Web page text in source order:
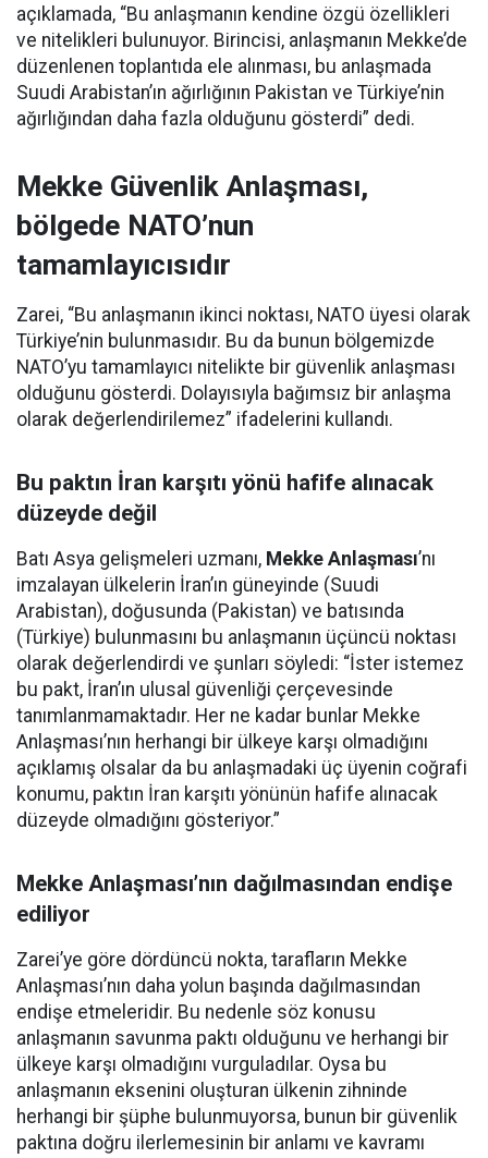
açıklamada, “Bu anlaşmanın kendine özgü özellikleri
ve nitelikleri bulunuyor. Birincisi, anlaşmanın Mekke’de
düzenlenen toplantıda ele alınması, bu anlaşmada
Suudi Arabistan’ın ağırlığının Pakistan ve Türkiye’nin
ağırlığından daha fazla olduğunu gösterdi” dedi.
Mekke Güvenlik Anlaşması,
bölgede NATO’nun
tamamlayıcısıdır
Zarei, “Bu anlaşmanın ikinci noktası, NATO üyesi olarak
Türkiye’nin bulunmasıdır. Bu da bunun bölgemizde
NATO’yu tamamlayıcı nitelikte bir güvenlik anlaşması
olduğunu gösterdi. Dolayısıyla bağımsız bir anlaşma
olarak değerlendirilemez” ifadelerini kullandı.
Bu paktın İran karşıtı yönü hafife alınacak
düzeyde değil
Batı Asya gelişmeleri uzmanı, Mekke Anlaşması’nı
imzalayan ülkelerin İran’ın güneyinde (Suudi
Arabistan), doğusunda (Pakistan) ve batısında
(Türkiye) bulunmasını bu anlaşmanın üçüncü noktası
olarak değerlendirdi ve şunları söyledi: “İster istemez
bu pakt, İran’ın ulusal güvenliği çerçevesinde
tanımlanmamaktadır. Her ne kadar bunlar Mekke
Anlaşması’nın herhangi bir ülkeye karşı olmadığını
açıklamış olsalar da bu anlaşmadaki üç üyenin coğrafi
konumu, paktın İran karşıtı yönünün hafife alınacak
düzeyde olmadığını gösteriyor.”
Mekke Anlaşması’nın dağılmasından endişe
ediliyor
Zarei’ye göre dördüncü nokta, tarafların Mekke
Anlaşması’nın daha yolun başında dağılmasından
endişe etmeleridir. Bu nedenle söz konusu
anlaşmanın savunma paktı olduğunu ve herhangi bir
ülkeye karşı olmadığını vurguladılar. Oysa bu
anlaşmanın eksenini oluşturan ülkenin zihninde
herhangi bir şüphe bulunmuyorsa, bunun bir güvenlik
paktına doğru ilerlemesinin bir anlamı ve kavramı